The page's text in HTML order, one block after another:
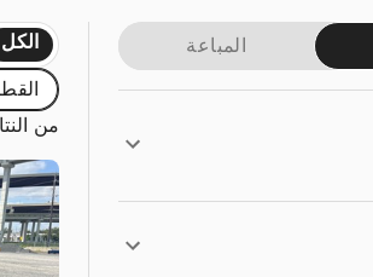
المباعة الكل
من